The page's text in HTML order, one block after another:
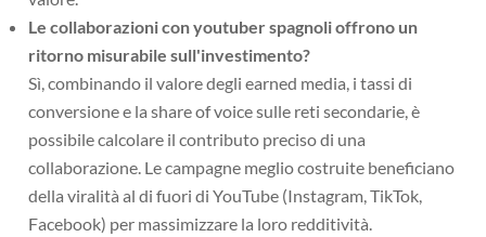
Le collaborazioni con youtuber spagnoli offrono un
ritorno misurabile sull'investimento?
Sì, combinando il valore degli earned media, i tassi di
conversione e la share of voice sulle reti secondarie, è
possibile calcolare il contributo preciso di una
collaborazione. Le campagne meglio costruite beneficiano
della viralità al di fuori di YouTube (Instagram, TikTok,
Facebook) per massimizzare la loro redditività.